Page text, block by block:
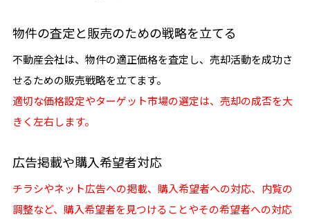
物件の査定と販売のための戦略を立てる
不動産会社は、物件の適正価格を査定し、売却活動を成功さ
せるための販売戦略を立てます。
適切な価格設定やターゲット市場の選定は、売却の成否を大
きく左右します。
広告掲載や購入希望者対応
チラシやネット広告への掲載、購入希望者への対応、内覧の
調整など、購入希望者を見つけることやその希望者への対応